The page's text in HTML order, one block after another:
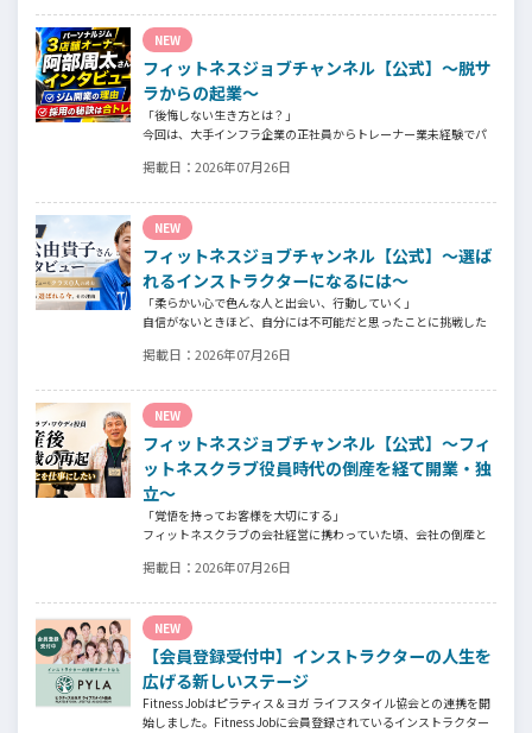
いての魅力を語っていただきました。
NEW
フィットネスジョブチャンネル【公式】～脱サ
ラからの起業～
「後悔しない生き方とは？」
今回は、大手インフラ企業の正社員からトレーナー業未経験でパ
代表の阿部周大さんへインタビュー。
掲載日： 2026年07月26日
NEW
フィットネスジョブチャンネル【公式】～選ば
れるインストラクターになるには～
「柔らかい心で色んな人と出会い、行動していく」
自信がないときほど、自分には不可能だと思ったことに挑戦した
そんな風に自分だけでは思いつかないことを行動に移してきた結
られた行動とは？
掲載日： 2026年07月26日
NEW
フィットネスジョブチャンネル【公式】～フィ
ットネスクラブ役員時代の倒産を経て開業・独
立～
「覚悟を持ってお客様を大切にする」
フィットネスクラブの会社経営に携わっていた頃、会社の倒産と
図ったパーソナルジム「ファントレイン」代表近藤健祐さんにイ
にする仕組みだろうか！？資金が底をつく恐怖と闘いながらもお
客様との絆を築き上げた秘訣とは？
掲載日： 2026年07月26日
NEW
【会員登録受付中】インストラクターの人生を
広げる新しいステージ
Fitness Jobはピラティス＆ヨガ ライフスタイル協会との連携を開
始しました。Fitness Jobに会員登録されているインストラクター